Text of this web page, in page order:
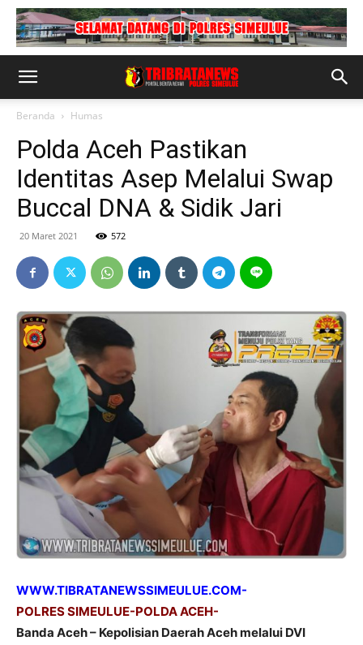
Beranda Humas
Polda Aceh Pastikan
Identitas Asep Melalui Swap
Buccal DNA & Sidik Jari
20 Maret 2021 572
WWW.TIBRATANEWSSIMEULUE.COM-
POLRES SIMEULUE-POLDA ACEH-
Banda Aceh – Kepolisian Daerah Aceh melalui DVI